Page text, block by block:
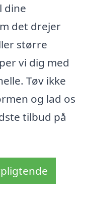
dine
det drejer
større
vi dig med
Tøv ikke
og lad os
tilbud på